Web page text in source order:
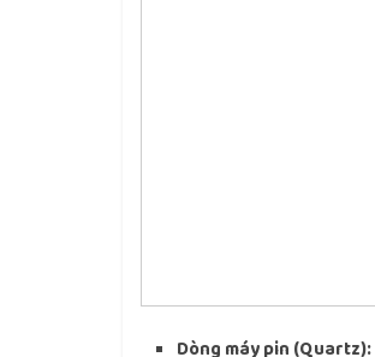
Dòng máy pin (Quartz):